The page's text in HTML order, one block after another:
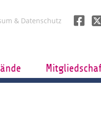
& Datenschutz